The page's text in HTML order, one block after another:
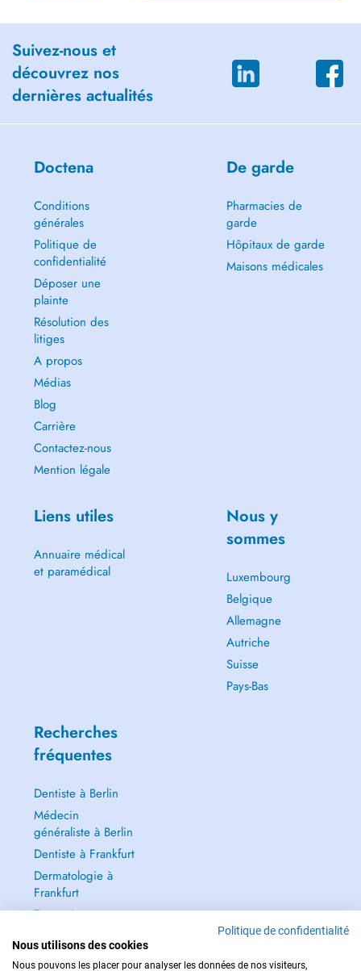
Suivez-nous et
découvrez nos
dernières actualités
Doctena
Conditions
générales
Politique de
confidentialité
Déposer une
plainte
Résolution des
litiges
A propos
Médias
Blog
Carrière
Contactez-nous
Mention légale
De garde
Pharmacies de
garde
Hôpitaux de garde
Maisons médicales
Liens utiles
Annuaire médical
et paramédical
Nous y
sommes
Luxembourg
Belgique
Allemagne
Autriche
Suisse
Pays-Bas
Recherches
fréquentes
Dentiste à Berlin
Médecin
généraliste à Berlin
Dentiste à Frankfurt
Dermatologie à
Frankfurt
Tout voir →
Politique de confidentialité
Nous utilisons des cookies
Nous pouvons les placer pour analyser les données de nos visiteurs,